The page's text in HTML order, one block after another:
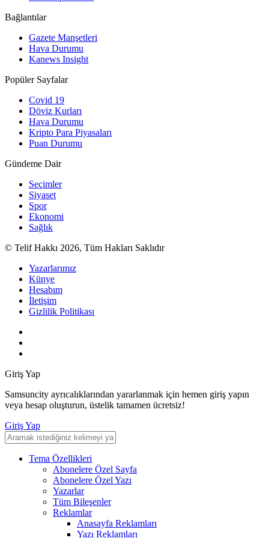
Bağlantılar
Gazete Manşetleri
Hava Durumu
Kanews Insight
Popüler Sayfalar
Covid 19
Döviz Kurları
Hava Durumu
Kripto Para Piyasaları
Puan Durumu
Gündeme Dair
Seçimler
Siyaset
Spor
Ekonomi
Sağlık
© Telif Hakkı 2026, Tüm Hakları Saklıdır
Yazarlarımız
Künye
Hesabım
İletişim
Gizlilik Politikası
Giriş Yap
Samsuncity ayrıcalıklarından yararlanmak için hemen giriş yapın
veya hesap oluşturun, üstelik tamamen ücretsiz!
Giriş Yap
Tema Özellikleri
Abonelere Özel Sayfa
Abonelere Özel Yazı
Yazarlar
Tüm Bileşenler
Reklamlar
Anasayfa Reklamları
Yazı Reklamları